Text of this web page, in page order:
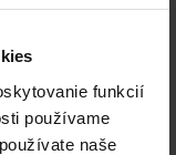
funkcií
používame
naše
sociálnych